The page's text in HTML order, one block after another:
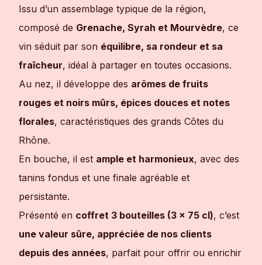
Issu d’un assemblage typique de la région,
composé de Grenache, Syrah et Mourvèdre, ce
vin séduit par son équilibre, sa rondeur et sa
fraîcheur, idéal à partager en toutes occasions.
Au nez, il développe des arômes de fruits
rouges et noirs mûrs, épices douces et notes
florales, caractéristiques des grands Côtes du
Rhône.
En bouche, il est ample et harmonieux, avec des
tanins fondus et une finale agréable et
persistante.
Présenté en coffret 3 bouteilles (3 x 75 cl), c’est
une valeur sûre, appréciée de nos clients
depuis des années, parfait pour offrir ou enrichir